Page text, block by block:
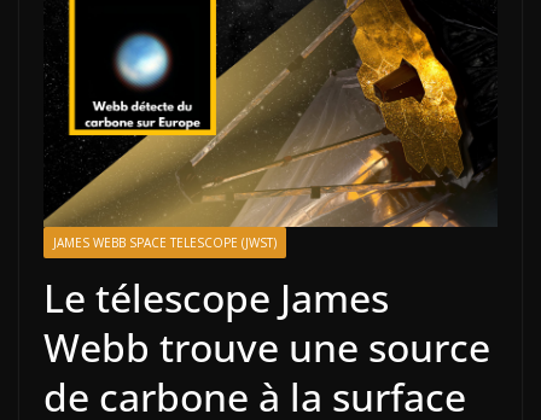
JAMES WEBB SPACE TELESCOPE (JWST)
Le télescope James
Webb trouve une source
de carbone à la surface